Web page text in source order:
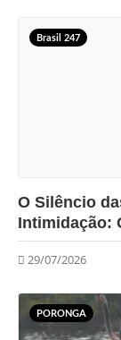
Brasil 247
O Silêncio
Intimidação:
29/07/2026
PORONGA